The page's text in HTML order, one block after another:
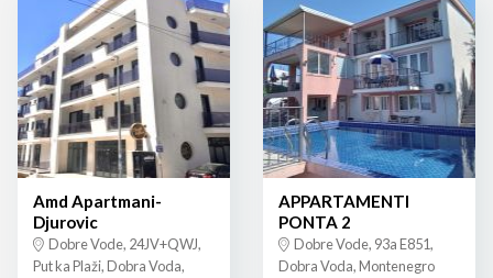
Amd Apartmani-
Djurovic
Dobre Vode, 24JV+QWJ,
Put ka Plaži, Dobra Voda,
APPARTAMENTI
PONTA 2
Dobre Vode, 93a E851,
Dobra Voda, Montenegro